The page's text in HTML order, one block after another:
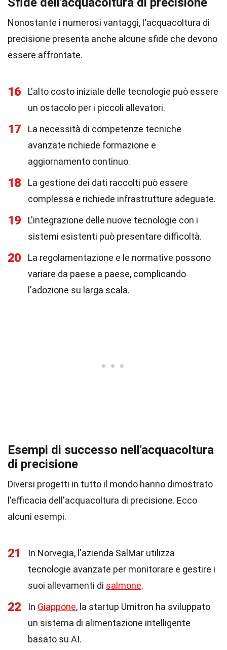
Nonostante i numerosi vantaggi, l'acquacoltura di
precisione presenta anche alcune sfide che devono
essere affrontate.
16
L'alto costo iniziale delle tecnologie può essere
un ostacolo per i piccoli allevatori.
17
La necessità di competenze tecniche
avanzate richiede formazione e
aggiornamento continuo.
18
La gestione dei dati raccolti può essere
complessa e richiede infrastrutture adeguate.
19
L'integrazione delle nuove tecnologie con i
sistemi esistenti può presentare difficoltà.
20
La regolamentazione e le normative possono
variare da paese a paese, complicando
l'adozione su larga scala.
Esempi di successo nell'acquacoltura
di precisione
Diversi progetti in tutto il mondo hanno dimostrato
l'efficacia dell'acquacoltura di precisione. Ecco
alcuni esempi.
21
In Norvegia, l'azienda SalMar utilizza
tecnologie avanzate per monitorare e gestire i
suoi allevamenti di salmone.
22 In Giappone, la startup Umitron ha sviluppato
un sistema di alimentazione intelligente
basato su AI.